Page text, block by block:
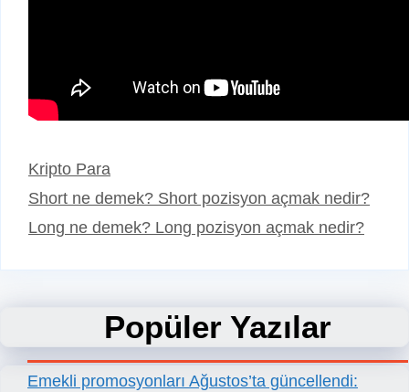
Kategoriler
Kripto Para
Short ne demek? Short pozisyon açmak nedir?
Long ne demek? Long pozisyon açmak nedir?
Popüler Yazılar
Emekli promosyonları Ağustos’ta güncellendi: